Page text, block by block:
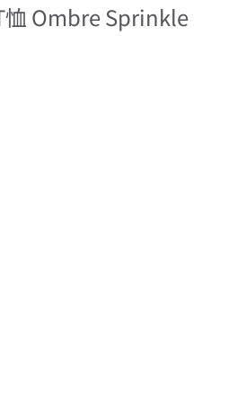
Ombre Sprinkle